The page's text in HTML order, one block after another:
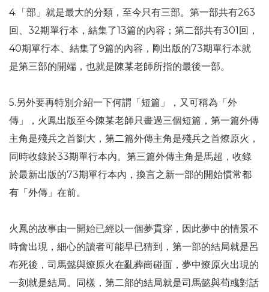
4.「部」就是最大的分類，至今只有三部。第一部共有263
回、32期單行本，結集了13篇的內容；第二部共有301回，
40期單行本、結集了9篇的內容，剛出版的73期單行本就
是第三部的開端，也就是陳某老師所指的最後一部。
5.另外要再特別介紹一下何謂「短篇」，又可稱為「外
傳」，火鳳出版至今陳某老師只畫過三個短篇，第一篇外傳
主角是殘兵之首劉大，第二篇外傳主角是殘兵之首燎原火，
同時收錄於33期單行本內。第三篇外傳主角是馬超，收錄
於最新出版的73期單行本內，換言之新一部的開始慣常都
有「外傳」在前。
火鳳的故事由一開始已經以一個夢貫穿，因此夢中的情景不
時會出現，細心的讀者可能早已猜到，第一部的結局就是呂
布死後，司馬懿與燎原火在亂葬崗碰面，夢中燎原火出現的
一刻就是結局。同樣，第二部的結局就是司馬懿與荀彧對話